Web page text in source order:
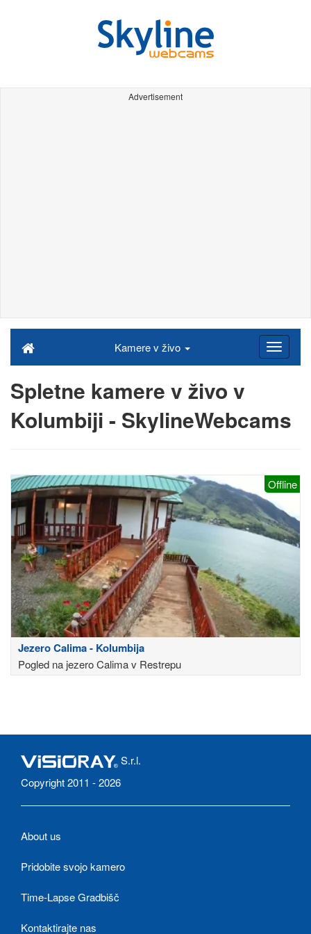
Advertisement
Kamere v živo
Spletne kamere v živo v
Kolumbiji - SkylineWebcams
Offline
Jezero Calima - Kolumbija
Pogled na jezero Calima v Restrepu
S.r.l.
Copyright 2011 - 2026
About us
Pridobite svojo kamero
Time-Lapse Gradbišč
Kontaktirajte nas